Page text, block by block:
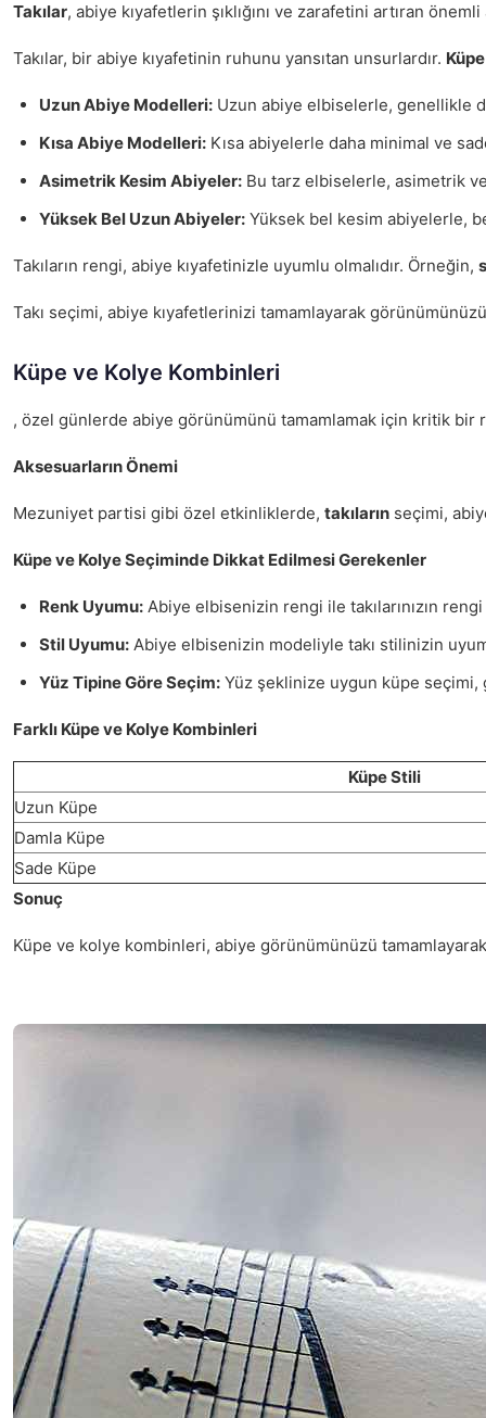
Takılar, abiye kıyafetlerin şıklığını ve zarafetini artıran
Takılar, bir abiye kıyafetinin ruhunu yansıtan unsurlardır. Küpe
Uzun Abiye Modelleri: Uzun abiye elbiselerle, genellikle
Kısa Abiye Modelleri: Kısa abiyelerle daha minimal ve
Asimetrik Kesim Abiyeler: Bu tarz elbiselerle, asimetrik
Yüksek Bel Uzun Abiyeler: Yüksek bel kesim abiyelerle,
Takıların rengi, abiye kıyafetinizle uyumlu olmalıdır. Örneğin,
Takı seçimi, abiye kıyafetlerinizi tamamlayarak
Küpe ve Kolye Kombinleri
, özel günlerde abiye görünümünü tamamlamak için kritik bir
Aksesuarların Önemi
Mezuniyet partisi gibi özel etkinliklerde, takıların seçimi,
Küpe ve Kolye Seçiminde Dikkat Edilmesi Gerekenler
Renk Uyumu: Abiye elbisenizin rengi ile takılarınızın
Stil Uyumu: Abiye elbisenizin modeliyle takı stilinizin
Yüz Tipine Göre Seçim: Yüz şeklinize uygun küpe
Farklı Küpe ve Kolye Kombinleri
Küpe Stili
Uzun Küpe
Damla Küpe
Sade Küpe
Sonuç
Küpe ve kolye kombinleri, abiye görünümünüzü tamamlayarak